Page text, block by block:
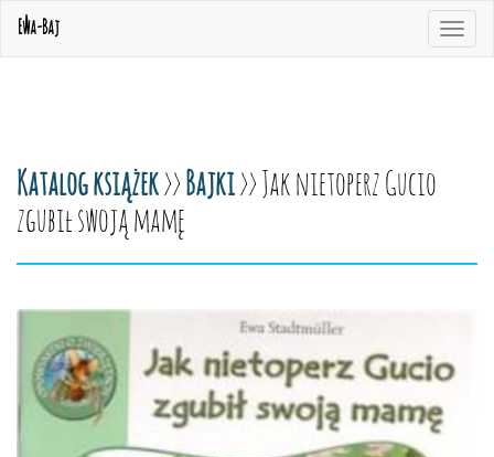
Toggle
Ewa-Baj
Katalog książek>> Bajki>> Jak nietoperz Gucio
zgubił swoją mamę